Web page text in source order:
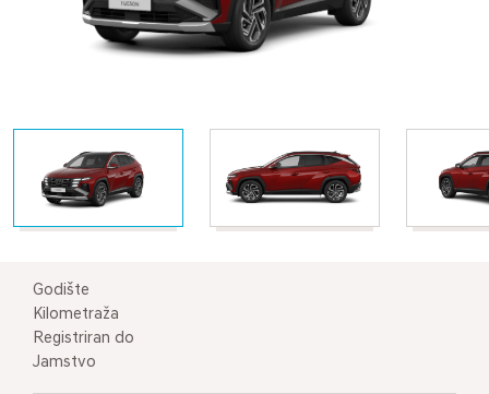
Godište
Kilometraža
Registriran do
Jamstvo